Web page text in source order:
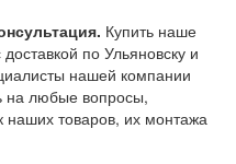
Купить наше
по Ульяновску и
нашей компании
на любые вопросы,
наших товаров, их монтажа